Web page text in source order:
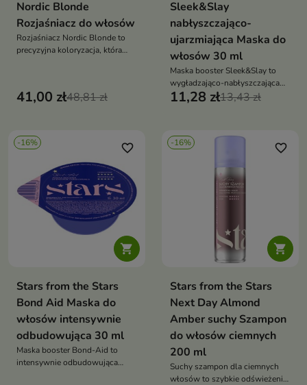
Nordic Blonde
Rozjaśniacz do włosów
Rozjaśniacz Nordic Blonde to
precyzyjna koloryzacja, która
41,00 zł48,81 zł
Sleek&Slay
nabłyszczająco-
ujarzmiająca Maska do
włosów 30 ml
Maska booster Sleek&Slay to
wygładzająco-nabłyszczająca
pielęgnacja, która redukuje
11,28 zł13,43 zł
-16%

favorite_border
Stars from the Stars
Bond Aid Maska do
włosów intensywnie
odbudowująca 30 ml
Maska booster Bond-Aid to
intensywnie odbudowująca
-16%

favorite_border
Stars from the Stars
Next Day Almond
Amber suchy Szampon
do włosów ciemnych
200 ml
Suchy szampon dla ciemnych
włosów to szybkie odświeżenie